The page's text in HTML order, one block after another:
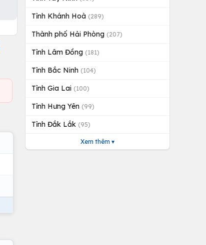
Tỉnh Khánh Hoà (289)
Thành phố Hải Phòng (207)
Tỉnh Lâm Đồng (181)
Tỉnh Bắc Ninh (104)
Tỉnh Gia Lai (100)
Tỉnh Hưng Yên (99)
Tỉnh Đắk Lắk (95)
Xem thêm ▾